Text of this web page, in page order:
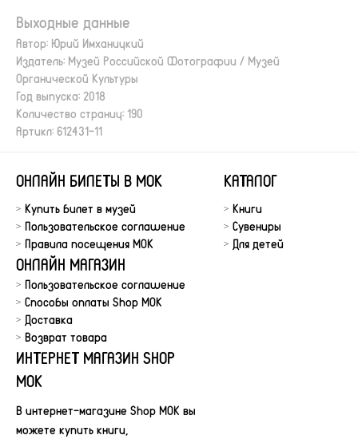
Выходные данные
Автор: Юрий Имханицкий
Издатель: Музей Российской Фотографии / Музей
Органической Культуры
Год выпуска: 2018
Количество страниц: 190
Артикл: 612431-11
ОНЛАЙН БИЛЕТЫ В МОК
Купить билет в музей
Пользовательское соглашение
Правила посещения МОК
ОНЛАЙН МАГАЗИН
Пользовательское соглашение
Способы оплаты Shop MOK
Доставка
Возврат товара
КАТАЛОГ
Книги
Сувениры
Для детей
ИНТЕРНЕТ МАГАЗИН SHOP
MOK
В интернет-магазине Shop MOK вы
можете купить книги,